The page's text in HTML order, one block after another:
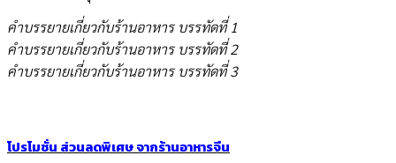
คำบรรยายเกี่ยวกับร้านอาหาร บรรทัดที่ 1
คำบรรยายเกี่ยวกับร้านอาหาร บรรทัดที่ 2
คำบรรยายเกี่ยวกับร้านอาหาร บรรทัดที่ 3
โปรโมชั่น ส่วนลดพิเศษ จากร้านอาหารจีน